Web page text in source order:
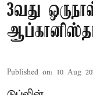
3வது
Published on: 10 Aug